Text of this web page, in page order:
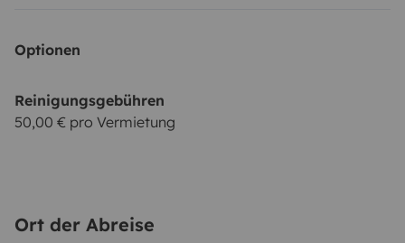
Optionen
Reinigungsgebühren
50,00 € pro Vermietung
Ort der Abreise